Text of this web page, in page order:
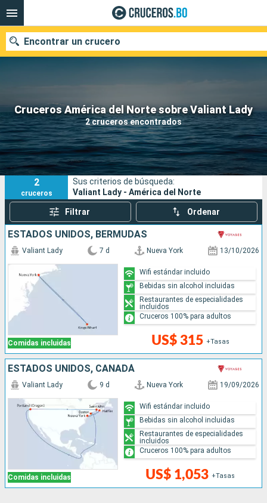
Cruceros América del Norte sobre Valiant Lady
2 cruceros encontrados
Encontrar un crucero
Nuestros destinos
Fecha de salida
Puertos Compañías
Buscar
2
cruceros
Sus criterios de búsqueda:
Valiant Lady - América del Norte
Filtrar Ordenar
ESTADOS UNIDOS, BERMUDAS
Comidas incluidas
Valiant Lady 7 d Nueva York 13/10/2026
US$ 315 +Tasas
Wifi estándar incluido
Bebidas sin alcohol incluidas
Restaurantes de especialidades
incluidos
Cruceros 100% para adultos
ESTADOS UNIDOS, CANADÁ
Comidas incluidas
Valiant Lady 9 d Nueva York 19/09/2026
US$ 1,053 +Tasas
Wifi estándar incluido
Bebidas sin alcohol incluidas
Restaurantes de especialidades
incluidos
Cruceros 100% para adultos